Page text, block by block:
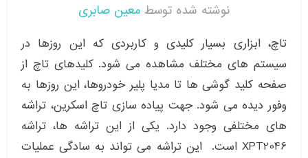
نوشته شده توسط معین صابری
تاچ، ابزاری بسیار کلیدی و کاربردی که این روزها در
سیستم های مختلف مشاهده می شود. کلیدهای تاچ از
صفحه کلید گوشی ها تا مدیا پلیر خودروها، این روزها به
وفور دیده می شود. جهت پیاده سازی تاچ اسکرین، تراشه
های مختلفی وجود دارد. یکی از این تراشه ها، تراشه
XPT2046 است. این تراشه می تواند به سادگی عملیات